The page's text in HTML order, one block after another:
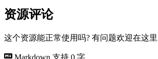
资源评论
这个资源能正常使用吗? 有问题欢迎在这